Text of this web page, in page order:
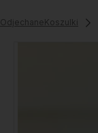
OdjechaneKoszulki